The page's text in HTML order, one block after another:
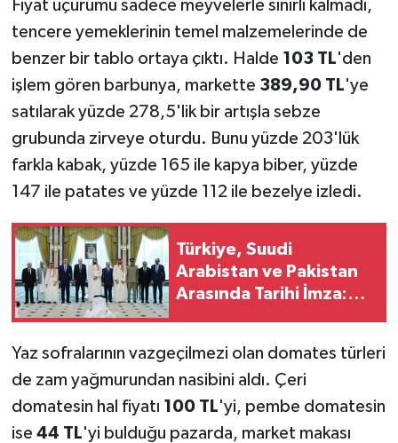
Fiyat uçurumu sadece meyvelerle sınırlı kalmadı,
tencere yemeklerinin temel malzemelerinde de
benzer bir tablo ortaya çıktı. Halde 103 TL'den
işlem gören barbunya, markette 389,90 TL'ye
satılarak yüzde 278,5'lik bir artışla sebze
grubunda zirveye oturdu. Bunu yüzde 203'lük
farkla kabak, yüzde 165 ile kapya biber, yüzde
147 ile patates ve yüzde 112 ile bezelye izledi.
Türkiye, Suudi
Arabistan ve Pakistan
Arasında Tarihi İmza:
Yaz sofralarının vazgeçilmezi olan domates türleri
de zam yağmurundan nasibini aldı. Çeri
domatesin hal fiyatı 100 TL'yi, pembe domatesin
ise 44 TL'yi bulduğu pazarda, market makası